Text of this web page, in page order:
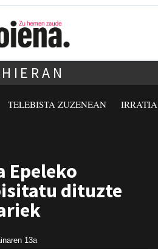
TELEBISTA ZUZENEAN
Epeleko
dituzte
13a